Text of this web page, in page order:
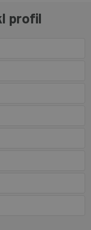
profil